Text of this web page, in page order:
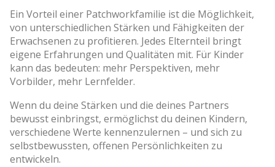
Ein Vorteil einer Patchworkfamilie ist die Möglichkeit,
von unterschiedlichen Stärken und Fähigkeiten der
Erwachsenen zu profitieren. Jedes Elternteil bringt
eigene Erfahrungen und Qualitäten mit. Für Kinder
kann das bedeuten: mehr Perspektiven, mehr
Vorbilder, mehr Lernfelder.
Wenn du deine Stärken und die deines Partners
bewusst einbringst, ermöglichst du deinen Kindern,
verschiedene Werte kennenzulernen – und sich zu
selbstbewussten, offenen Persönlichkeiten zu
entwickeln.